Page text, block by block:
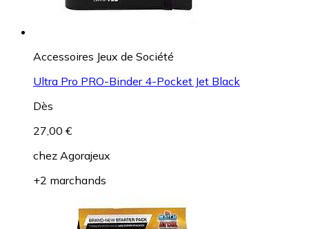
Accessoires Jeux de Société
Ultra Pro PRO-Binder 4-Pocket Jet Black
Dès
27,00 €
chez Agorajeux
+2 marchands